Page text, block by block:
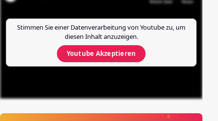
Stimmen Sie einer Datenverarbeitung von Youtubezu, um
diesen Inhalt anzuzeigen.
Youtube Akzeptieren